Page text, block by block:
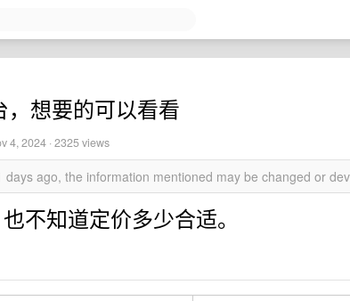
想要的可以看看
4, 2024 · 2325 views
ago, the information mentioned may be changed or
不知道定价多少合适。